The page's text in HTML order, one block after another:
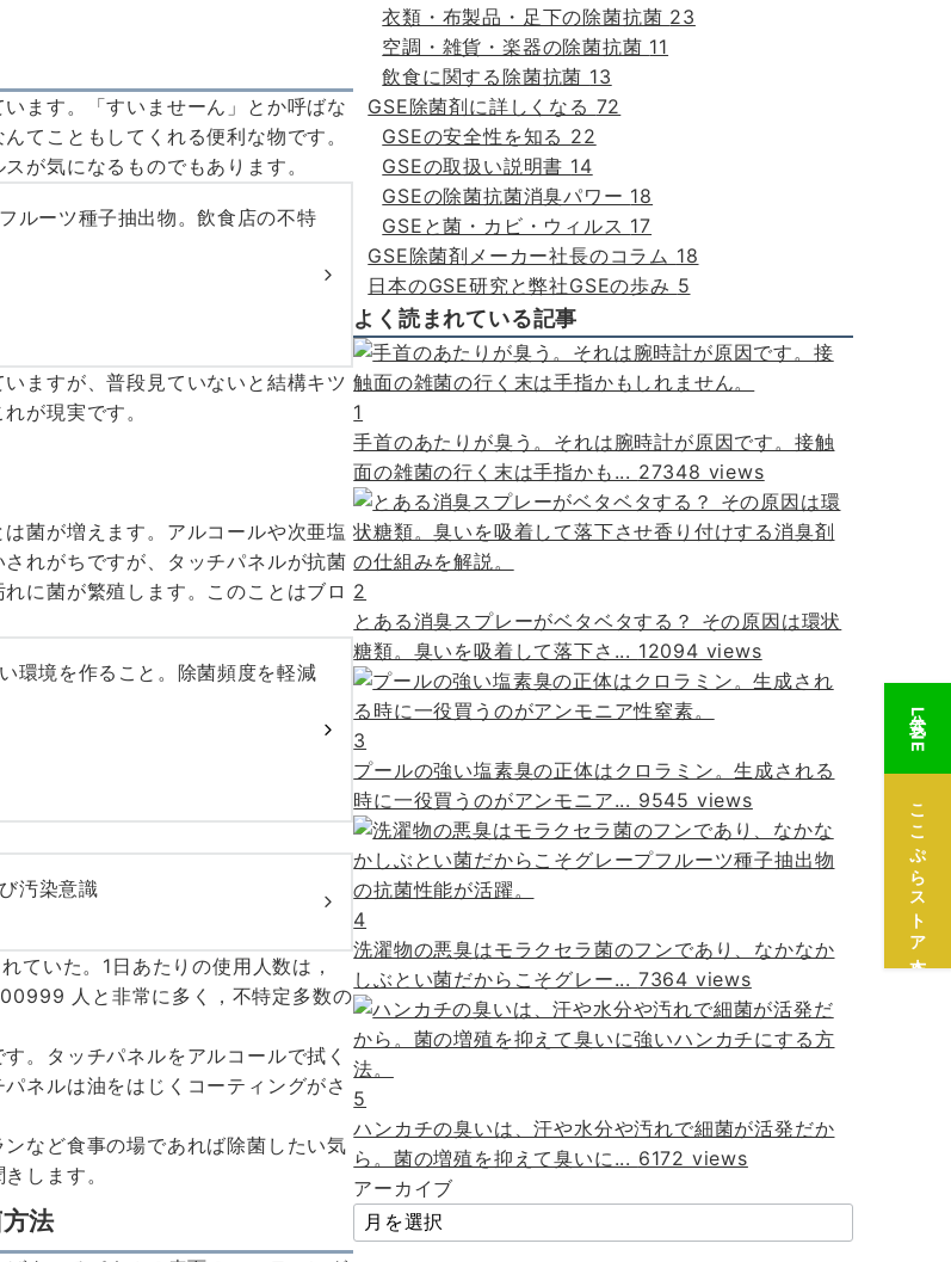
ます。「すいませーん」とか呼ばな
てこともしてくれる便利な物です。
が気になるものでもあります。
ルーツ種子抽出物。飲食店の不特
ますが、普段見ていないと結構キツ
が現実です。
菌が増えます。アルコールや次亜塩
れがちですが、タッチパネルが抗菌
に菌が繁殖します。このことはブロ
環境を作ること。除菌頻度を軽減
汚染意識
ていた。1日あたりの使用人数は，
人と非常に多く，不特定多数の
。タッチパネルをアルコールで拭く
ネルは油をはじくコーティングがさ
など食事の場であれば除菌したい気
します。
法
衣類・布製品・足下の除菌抗菌 23
空調・雑貨・楽器の除菌抗菌 11
飲食に関する除菌抗菌 13
GSE除菌剤に詳しくなる 72
GSEの安全性を知る 22
GSEの取扱い説明書 14
GSEの除菌抗菌消臭パワー 18
GSEと菌・カビ・ウィルス 17
GSE除菌剤メーカー社長のコラム 18
日本のGSE研究と弊社GSEの歩み 5
よく読まれている記事
1
手首のあたりが臭う。それは腕時計が原因です。接触
面の雑菌の行く末は手指かも... 27348 views
2
とある消臭スプレーがベタベタする？ その原因は環状
糖類。臭いを吸着して落下さ... 12094 views
3
プールの強い塩素臭の正体はクロラミン。生成される
時に一役買うのがアンモニア... 9545 views
4
洗濯物の悪臭はモラクセラ菌のフンであり、なかなか
しぶとい菌だからこそグレー... 7364 views
5
ハンカチの臭いは、汗や水分や汚れで細菌が活発だか
ら。菌の増殖を抑えて臭いに... 6172 views
アーカイブ
公式LINE
ここぷらストア本店